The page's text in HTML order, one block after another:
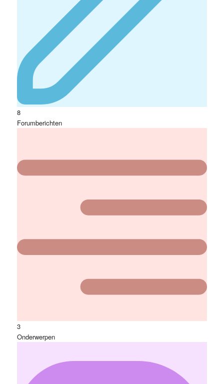
8
Forumberichten
3
Onderwerpen